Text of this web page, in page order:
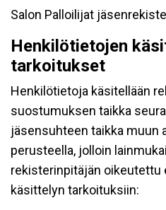
Salon Palloilijat
Henkilötietojen
tarkoitukset
Henkilötietoja käsitellään
suostumuksen taikka
jäsensuhteen taikka muun
perusteella, jolloin
rekisterinpitäjän oikeutettu
käsittelyn tarkoituksiin: